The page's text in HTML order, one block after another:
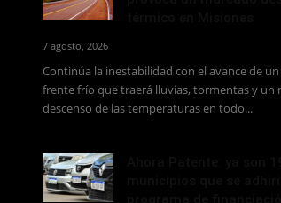
7 agosto, 2026
Continúa la inestabilidad con el avance de
frente frío que traerá lluvias, tormentas y un
descenso de las temperaturas en todo...